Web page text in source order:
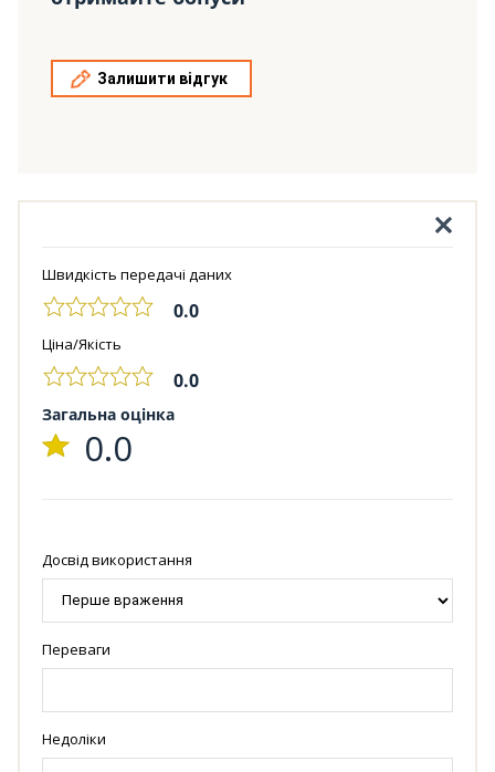
Залишити відгук
Швидкість передачі даних
0.0
Ціна/Якість
0.0
Загальна оцінка
0.0
Досвід використання
Переваги
Недоліки